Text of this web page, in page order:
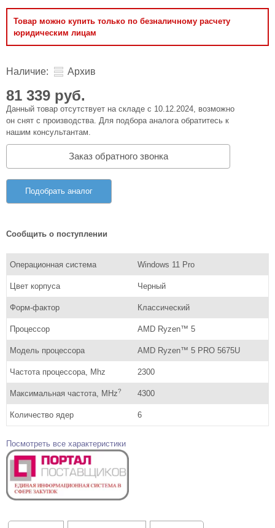
Товар можно купить только по безналичному расчету
юридическим лицам
Наличие: Архив
81 339 руб.
Данный товар отсутствует на складе с 10.12.2024, возможно
он снят с производства. Для подбора аналога обратитесь к
нашим консультантам.
Заказ обратного звонка
Подобрать аналог
Сообщить о поступлении
Операционная система Windows 11 Pro
Цвет корпуса Черный
Форм-фактор Классический
Процессор AMD Ryzen™ 5
Модель процессора AMD Ryzen™ 5 PRO 5675U
Частота процессора, Mhz 2300
Максимальная частота, MHz? 4300
Количество ядер 6
Посмотреть все характеристики